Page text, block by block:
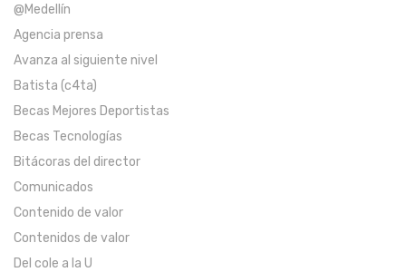
@Medellín
Agencia prensa
Avanza al siguiente nivel
Batista (c4ta)
Becas Mejores Deportistas
Becas Tecnologías
Bitácoras del director
Comunicados
Contenido de valor
Contenidos de valor
Del cole a la U